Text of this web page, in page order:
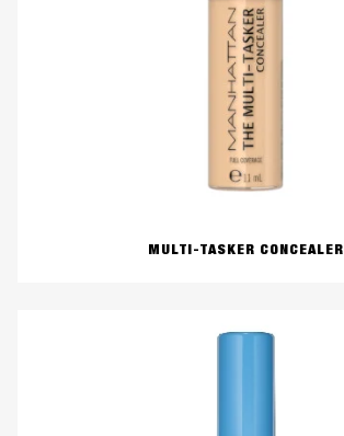
MULTI-TASKER CONCEALER